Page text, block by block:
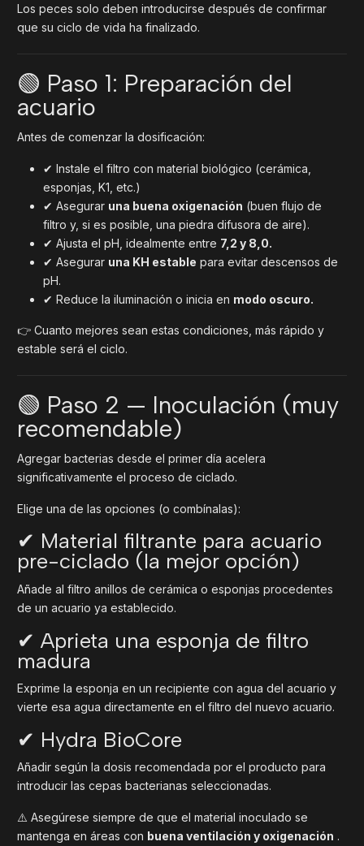
Los peces solo deben introducirse después de confirmar
que su ciclo de vida ha finalizado.
🟢 Paso 1: Preparación del
acuario
Antes de comenzar la dosificación:
✔ Instale el filtro con material biológico (cerámica,
esponjas, K1, etc.)
✔ Asegurar una buena oxigenación (buen flujo de
filtro y, si es posible, una piedra difusora de aire).
✔ Ajusta el pH, idealmente entre 7,2 y 8,0.
✔ Asegurar una KH estable para evitar descensos de
pH.
✔ Reduce la iluminación o inicia en modo oscuro.
👉 Cuanto mejores sean estas condiciones, más rápido y
estable será el ciclo.
🟢 Paso 2 — Inoculación (muy
recomendable)
Agregar bacterias desde el primer día acelera
significativamente el proceso de ciclado.
Elige una de las opciones (o combínalas):
✔ Material filtrante para acuario
pre-ciclado (la mejor opción)
Añade al filtro anillos de cerámica o esponjas procedentes
de un acuario ya establecido.
✔ Aprieta una esponja de filtro
madura
Exprime la esponja en un recipiente con agua del acuario y
vierte esa agua directamente en el filtro del nuevo acuario.
✔ Hydra BioCore
Añadir según la dosis recomendada por el producto para
introducir las cepas bacterianas seleccionadas.
⚠️ Asegúrese siempre de que el material inoculado se
mantenga en áreas con buena ventilación y oxigenación .